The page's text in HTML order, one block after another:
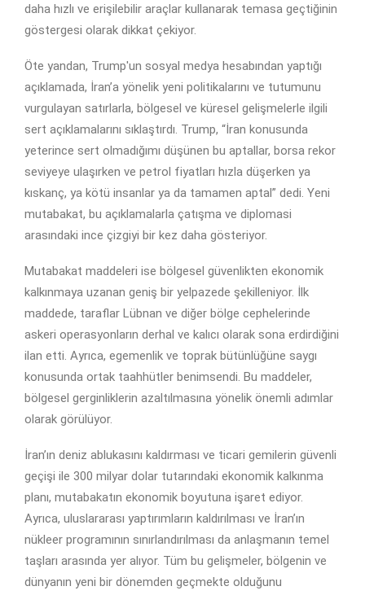
daha hızlı ve erişilebilir araçlar kullanarak temasa geçtiğinin
göstergesi olarak dikkat çekiyor.
Öte yandan, Trump'un sosyal medya hesabından yaptığı
açıklamada, İran’a yönelik yeni politikalarını ve tutumunu
vurgulayan satırlarla, bölgesel ve küresel gelişmelerle ilgili
sert açıklamalarını sıklaştırdı. Trump, “İran konusunda
yeterince sert olmadığımı düşünen bu aptallar, borsa rekor
seviyeye ulaşırken ve petrol fiyatları hızla düşerken ya
kıskanç, ya kötü insanlar ya da tamamen aptal” dedi. Yeni
mutabakat, bu açıklamalarla çatışma ve diplomasi
arasındaki ince çizgiyi bir kez daha gösteriyor.
Mutabakat maddeleri ise bölgesel güvenlikten ekonomik
kalkınmaya uzanan geniş bir yelpazede şekilleniyor. İlk
maddede, taraflar Lübnan ve diğer bölge cephelerinde
askeri operasyonların derhal ve kalıcı olarak sona erdirdiğini
ilan etti. Ayrıca, egemenlik ve toprak bütünlüğüne saygı
konusunda ortak taahhütler benimsendi. Bu maddeler,
bölgesel gerginliklerin azaltılmasına yönelik önemli adımlar
olarak görülüyor.
İran’ın deniz ablukasını kaldırması ve ticari gemilerin güvenli
geçişi ile 300 milyar dolar tutarındaki ekonomik kalkınma
planı, mutabakatın ekonomik boyutuna işaret ediyor.
Ayrıca, uluslararası yaptırımların kaldırılması ve İran’ın
nükleer programının sınırlandırılması da anlaşmanın temel
taşları arasında yer alıyor. Tüm bu gelişmeler, bölgenin ve
dünyanın yeni bir dönemden geçmekte olduğunu